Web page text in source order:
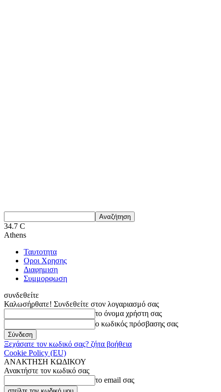
34.7 C
Athens
Ταυτοτητα
Οροι Χρησης
Διαφημιση
Συμμορφωση
συνδεθείτε
Καλωσήρθατε! Συνδεθείτε στον λογαριασμό σας
το όνομα χρήστη σας
ο κωδικός πρόσβασης σας
Ξεχάσατε τον κωδικό σας? ζήτα βοήθεια
Cookie Policy (EU)
ΑΝΑΚΤΗΣΗ ΚΩΔΙΚΟΥ
Ανακτήστε τον κωδικό σας
το email σας